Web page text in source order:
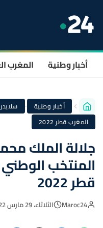
أخبار وطنية المغرب
أخبار وطنية · سلايدر
المغرب قطر 2022
جلالة الملك
المنتخب
قطر 2022
Maroc24 الثلاثاء، 29 مارس 2022 - 21:46